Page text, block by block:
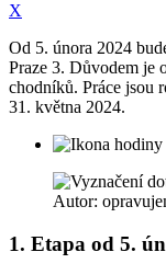
X
Od 5. února 2024
Praze 3. Důvodem je
chodníků. Práce jsou
31. května 2024.
Autor:
1. Etapa od 5.